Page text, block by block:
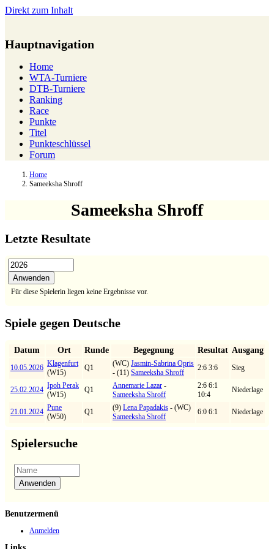
Direkt zum Inhalt
Hauptnavigation
Home
WTA-Turniere
DTB-Turniere
Ranking
Race
Punkte
Titel
Punkteschlüssel
Forum
Home
Sameeksha Shroff
Sameeksha Shroff
Letzte Resultate
Für diese Spielerin liegen keine Ergebnisse vor.
Spiele gegen Deutsche
Datum Ort Runde Begegnung Resultat Ausgang
10.05.2026 Klagenfurt
(W15)
Q1 (WC) Jasmin-Sabrina Opris
- (11) Sameeksha Shroff
2:6 3:6 Sieg
25.02.2024 Ipoh Perak
(W15)
Q1 Annemarie Lazar -
Sameeksha Shroff
2:6 6:1
10:4
Niederlage
21.01.2024 Pune
(W50)
Q1 (9) Lena Papadakis - (WC)
Sameeksha Shroff
6:0 6:1 Niederlage
Spielersuche
Benutzermenü
Anmelden